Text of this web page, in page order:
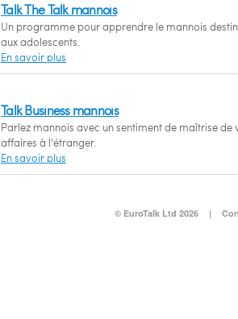
Talk The Talk mannois
Un programme pour apprendre le mannois
aux adolescents.
En savoir plus
Talk Business mannois
Parlez mannois avec un sentiment de maîtrise de
affaires à l'étranger.
En savoir plus
© EuroTalk Ltd 2026 |